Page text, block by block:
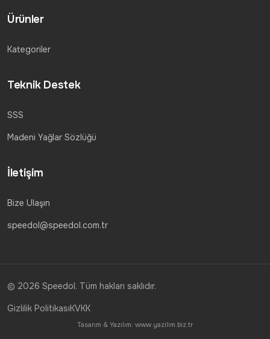
Ürünler
Kategoriler
Teknik Destek
SSS
Madeni Yağlar Sözlüğü
İletişim
Bize Ulaşın
speedol@speedol.com.tr
© 2026 Speedol. Tüm hakları saklıdır.
Gizlilik PolitikasıKVKK
Tasarım & Yazılım: www.yazilim.biz.tr